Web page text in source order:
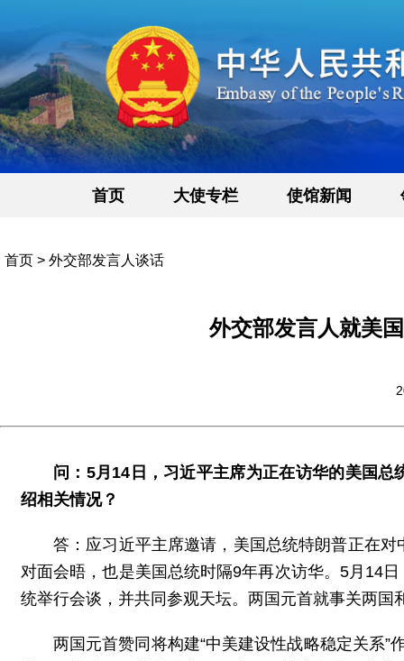
首页 大使专栏 使馆新闻
首页 > 外交部发言人谈话
外交部发言人就美
问：5月14日，习近平主席为正在访华的美国
绍相关情况？
答：应习近平主席邀请，美国总统特朗普正在
对面会晤，也是美国总统时隔9年再次访华。5月14
统举行会谈，并共同参观天坛。两国元首就事关两
两国元首赞同将构建“中美建设性战略稳定关系